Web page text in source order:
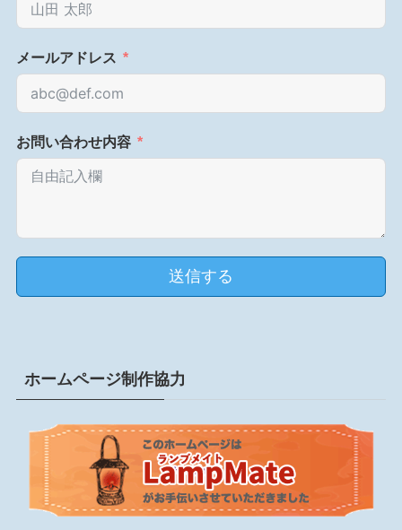
メールアドレス
お問い合わせ内容
送信する
ホームページ制作協力